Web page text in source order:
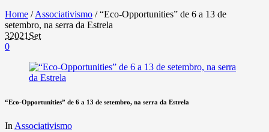
Home /Associativismo /“Eco-Opportunities” de 6 a 13 de
setembro, na serra da Estrela
32021Set
0
“Eco-Opportunities” de 6 a 13 de setembro, na serra da Estrela
In Associativismo